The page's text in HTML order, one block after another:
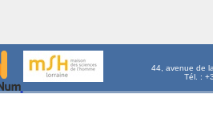
44, avenue de
Tél. :